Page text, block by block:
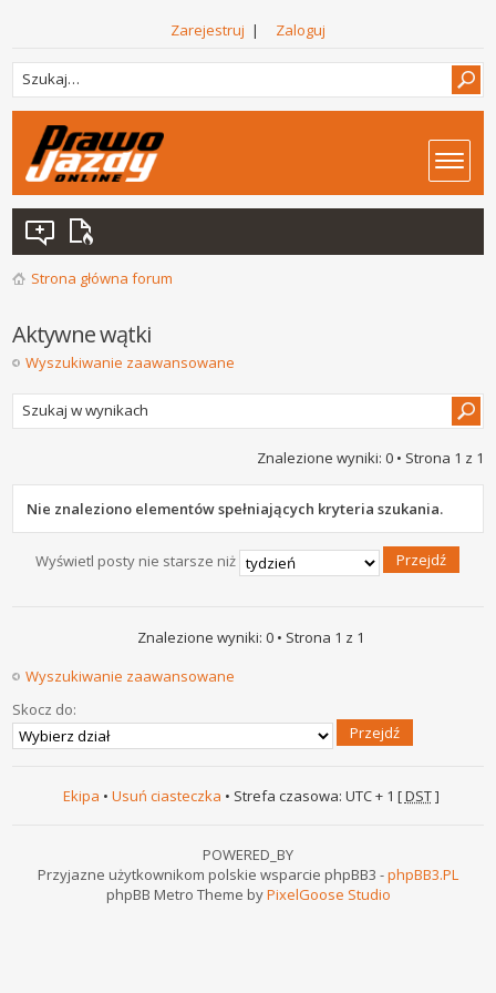
Zarejestruj | Zaloguj
Strona główna forum
Aktywne wątki
Wyszukiwanie zaawansowane
Znalezione wyniki: 0 • Strona 1 z 1
Nie znaleziono elementów spełniających kryteria szukania.
Wyświetl posty nie starsze niż
Znalezione wyniki: 0 • Strona 1 z 1
Wyszukiwanie zaawansowane
Skocz do:
Ekipa • Usuń ciasteczka • Strefa czasowa: UTC + 1 [DST]
POWERED_BY
Przyjazne użytkownikom polskie wsparcie phpBB3 -phpBB3.PL
phpBB Metro Theme byPixelGoose Studio